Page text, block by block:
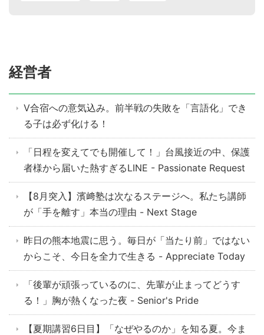
経営者
V合宿への意気込み。前半戦の失敗を「言語化」でき
る子は必ず化ける！
「日程を変えてでも開催して！」台風接近の中、保護
者様から届いた熱すぎるLINE - Passionate Request
【8月突入】濱﨑塾は次なるステージへ。私たち講師
が「手を離す」本当の理由 - Next Stage
昨日の熊本地震に思う。毎日が「当たり前」ではない
からこそ、今日を全力で生きる - Appreciate Today
「後輩が頑張っているのに、先輩が止まってどうす
る！」胸が熱くなった夜 - Senior's Pride
【夏期講習6日目】「なぜやるのか」を知る夏。今ま